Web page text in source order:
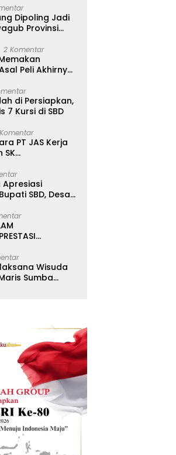
Dipoling Jadi
Provinsi
2 Komentar
Peli Akhirnya
di Persiapkan,
7 Kursi di SBD
PT JAS Kerja
SK
Bacakan Isinya
Apresiasi
SBD, Desak
Wisuda
Sumba